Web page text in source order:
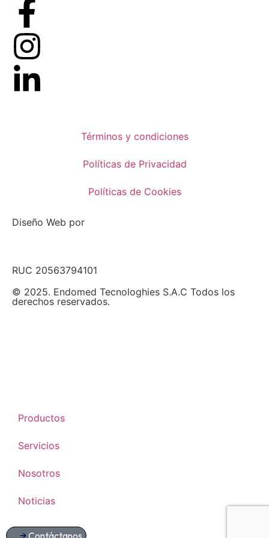
Términos y condiciones
Políticas de Privacidad
Políticas de Cookies
Diseño Web por
RUC 20563794101
© 2025. Endomed Tecnologhies S.A.C Todos los
derechos reservados.
Productos
Servicios
Nosotros
Noticias
Contáctanos